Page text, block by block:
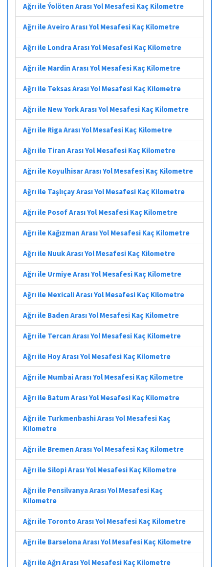
Ağrı ile Ýolöten Arası Yol Mesafesi Kaç Kilometre
Ağrı ile Aveiro Arası Yol Mesafesi Kaç Kilometre
Ağrı ile Londra Arası Yol Mesafesi Kaç Kilometre
Ağrı ile Mardin Arası Yol Mesafesi Kaç Kilometre
Ağrı ile Teksas Arası Yol Mesafesi Kaç Kilometre
Ağrı ile New York Arası Yol Mesafesi Kaç Kilometre
Ağrı ile Riga Arası Yol Mesafesi Kaç Kilometre
Ağrı ile Tiran Arası Yol Mesafesi Kaç Kilometre
Ağrı ile Koyulhisar Arası Yol Mesafesi Kaç Kilometre
Ağrı ile Taşlıçay Arası Yol Mesafesi Kaç Kilometre
Ağrı ile Posof Arası Yol Mesafesi Kaç Kilometre
Ağrı ile Kağızman Arası Yol Mesafesi Kaç Kilometre
Ağrı ile Nuuk Arası Yol Mesafesi Kaç Kilometre
Ağrı ile Urmiye Arası Yol Mesafesi Kaç Kilometre
Ağrı ile Mexicali Arası Yol Mesafesi Kaç Kilometre
Ağrı ile Baden Arası Yol Mesafesi Kaç Kilometre
Ağrı ile Tercan Arası Yol Mesafesi Kaç Kilometre
Ağrı ile Hoy Arası Yol Mesafesi Kaç Kilometre
Ağrı ile Mumbai Arası Yol Mesafesi Kaç Kilometre
Ağrı ile Batum Arası Yol Mesafesi Kaç Kilometre
Ağrı ile Turkmenbashi Arası Yol Mesafesi Kaç
Kilometre
Ağrı ile Bremen Arası Yol Mesafesi Kaç Kilometre
Ağrı ile Silopi Arası Yol Mesafesi Kaç Kilometre
Ağrı ile Pensilvanya Arası Yol Mesafesi Kaç
Kilometre
Ağrı ile Toronto Arası Yol Mesafesi Kaç Kilometre
Ağrı ile Barselona Arası Yol Mesafesi Kaç Kilometre
Ağrı ile Ağrı Arası Yol Mesafesi Kaç Kilometre